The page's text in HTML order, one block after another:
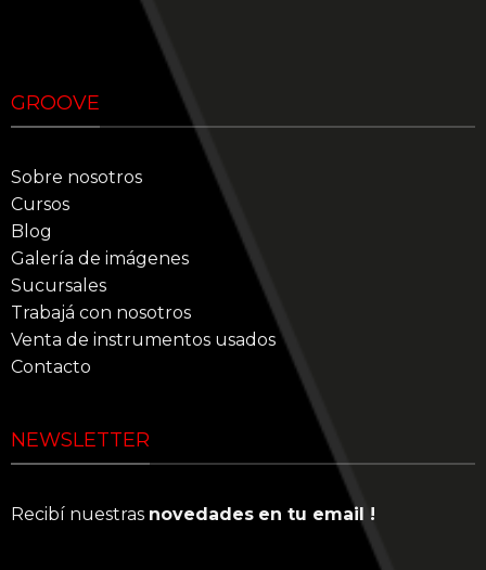
GROOVE
Sobre nosotros
Cursos
Blog
Galería de imágenes
Sucursales
Trabajá con nosotros
Venta de instrumentos usados
Contacto
NEWSLETTER
Recibí nuestras novedades en tu email !